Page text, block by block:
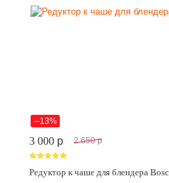
--13%
3 000 p 2 650 p
Редуктор к чаше для блендера